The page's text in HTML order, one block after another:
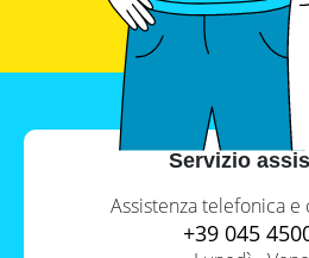
Servizio
Assistenza telefonica e
+39 045